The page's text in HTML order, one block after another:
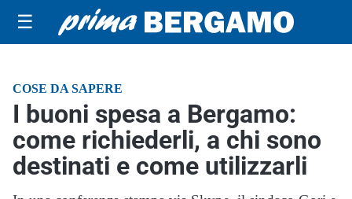
☰
COSE DA SAPERE
I buoni spesa a Bergamo:
come richiederli, a chi sono
destinati e come utilizzarli